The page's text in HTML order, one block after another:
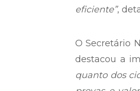
eficiente”,
O Secretário
destacou a
quanto dos